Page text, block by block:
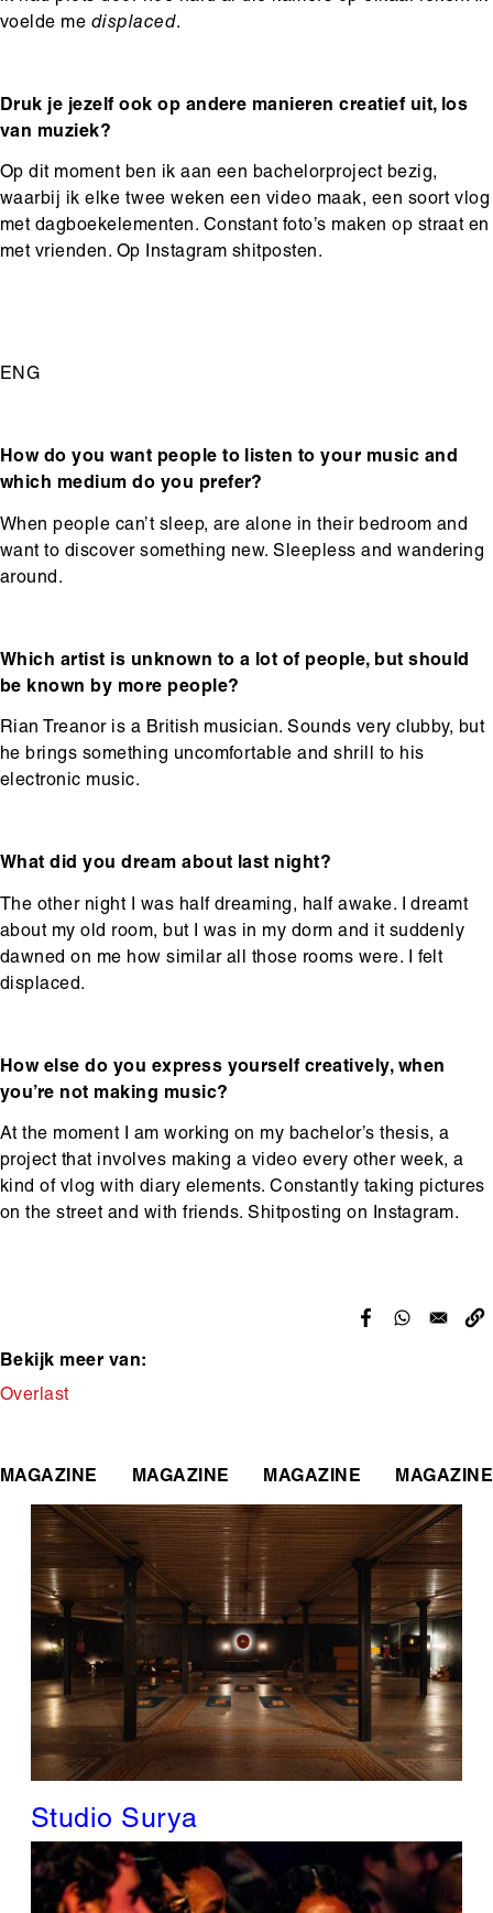
voelde me displaced.
Druk je jezelf ook op andere manieren creatief uit, los
van muziek?
Op dit moment ben ik aan een bachelorproject bezig,
waarbij ik elke twee weken een video maak, een soort vlog
met dagboekelementen. Constant foto’s maken op straat en
met vrienden. Op Instagram shitposten.
ENG
How do you want people to listen to your music and
which medium do you prefer?
When people can’t sleep, are alone in their bedroom and
want to discover something new. Sleepless and wandering
around.
Which artist is unknown to a lot of people, but should
be known by more people?
Rian Treanor is a British musician. Sounds very clubby, but
he brings something uncomfortable and shrill to his
electronic music.
What did you dream about last night?
The other night I was half dreaming, half awake. I dreamt
about my old room, but I was in my dorm and it suddenly
dawned on me how similar all those rooms were. I felt
displaced.
How else do you express yourself creatively, when
you’re not making music?
At the moment I am working on my bachelor’s thesis, a
project that involves making a video every other week, a
kind of vlog with diary elements. Constantly taking pictures
on the street and with friends. Shitposting on Instagram.
Bekijk meer van:
Makers
Overlast
MAGAZINE MAGAZINE MAGAZINE MAGAZINE
Studio Surya